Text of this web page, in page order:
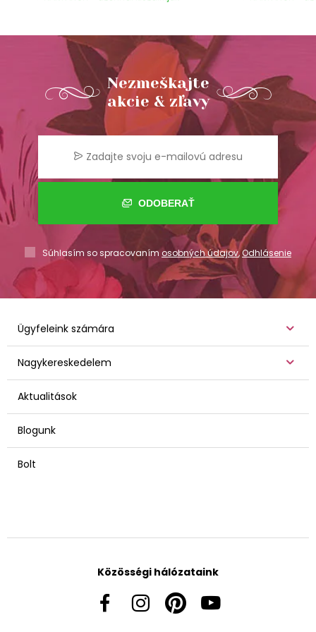
Nezmeškajte
akcie & zľavy
ODOBERAŤ
Súhlasím so spracovaním osobných údajov,Odhlásenie
Ügyfeleink számára
Nagykereskedelem
Aktualitások
Blogunk
Bolt
Közösségi hálózataink